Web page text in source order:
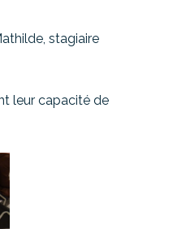
stagiaire
leur capacité de